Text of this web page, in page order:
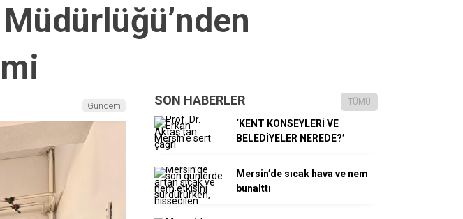
Gündem SON HABERLER TÜMÜ
‘KENT KONSEYLERİ VE
BELEDİYELER NEREDE?’
Mersin’de sıcak hava ve nem
bunalttı